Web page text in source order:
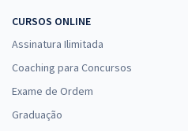
CURSOS ONLINE
Assinatura Ilimitada
Coaching para Concursos
Exame de Ordem
Graduação